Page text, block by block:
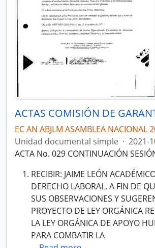
EC AN ABJLM ASAMBLEA NACIONAL
Unidad documental simple · 2021-
ACTA No. 029 CONTINUACIÓN
RECIBIR: JAIME LEÓN
DERECHO LABORAL, A FIN DE
SUS OBSERVACIONES Y
PROYECTO DE LEY ORGÁNICA
LA LEY ORGÁNICA DE APOYO
PARA COMBATIR LA